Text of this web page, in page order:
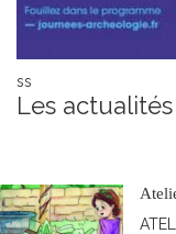
Accueil
ss
Les actualités